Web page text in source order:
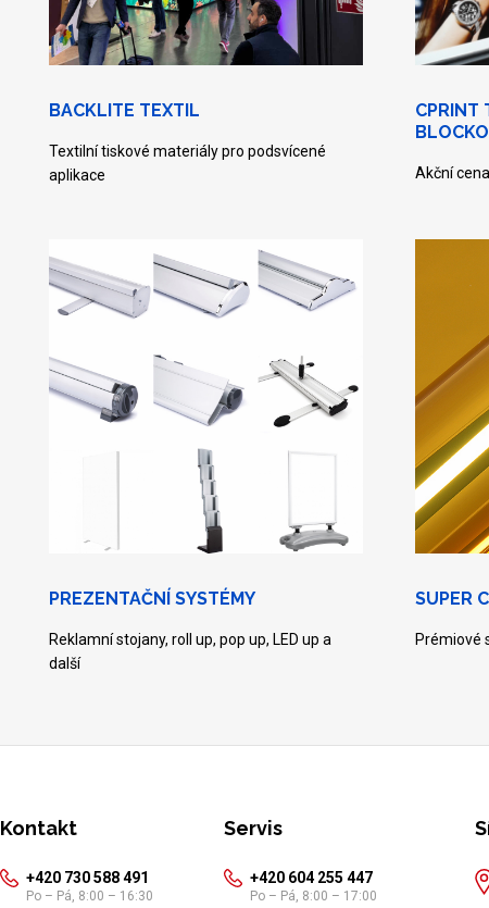
BACKLITE TEXTIL
Textilní tiskové materiály pro podsvícené
aplikace
CPRINT
Akční
PREZENTAČNÍ SYSTÉMY
Reklamní stojany, roll up, pop up, LED up a
další
SUPER
Prémiové
Kontakt
+420 730 588 491
Po – Pá, 8:00 – 16:30
Servis
+420 604 255 447
Po – Pá, 8:00 – 17:00